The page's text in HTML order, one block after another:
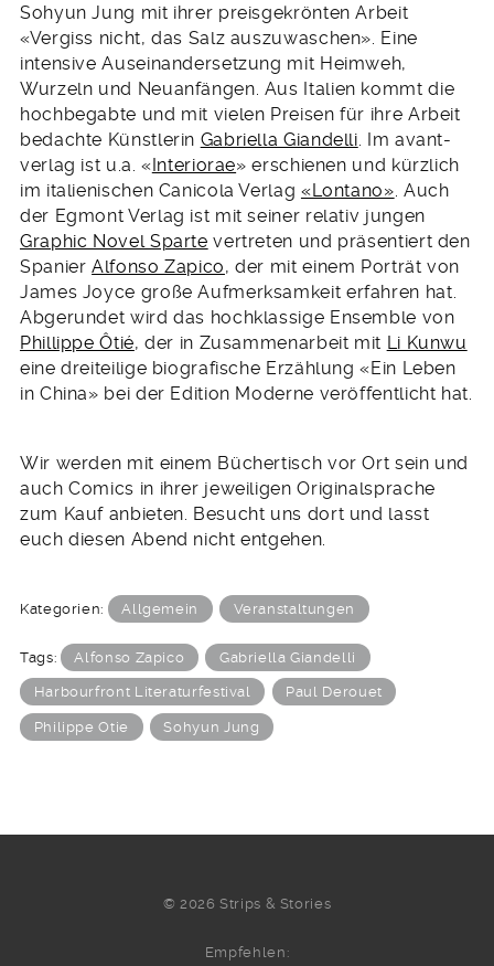
Sohyun Jung mit ihrer preisgekrönten Arbeit
«Vergiss nicht, das Salz auszuwaschen». Eine
intensive Auseinandersetzung mit Heimweh,
Wurzeln und Neuanfängen. Aus Italien kommt die
hochbegabte und mit vielen Preisen für ihre Arbeit
bedachte Künstlerin Gabriella Giandelli. Im avant-
verlag ist u.a. «Interiorae» erschienen und kürzlich
im italienischen Canicola Verlag «Lontano». Auch
der Egmont Verlag ist mit seiner relativ jungen
Graphic Novel Sparte vertreten und präsentiert den
SpanierAlfonso Zapico, der mit einem Porträt von
James Joyce große Aufmerksamkeit erfahren hat.
Abgerundet wird das hochklassige Ensemble von
Phillippe Ôtié, der in Zusammenarbeit mit Li Kunwu
eine dreiteilige biografische Erzählung «Ein Leben
in China» bei der Edition Moderne veröffentlicht hat.
Wir werden mit einem Büchertisch vor Ort sein und
auch Comics in ihrer jeweiligen Originalsprache
zum Kauf anbieten. Besucht uns dort und lasst
euch diesen Abend nicht entgehen.
Kategorien: Allgemein Veranstaltungen
Tags: Alfonso Zapico Gabriella Giandelli
Harbourfront Literaturfestival Paul Derouet
Philippe Otie Sohyun Jung
© 2026 Strips & Stories
Empfehlen: